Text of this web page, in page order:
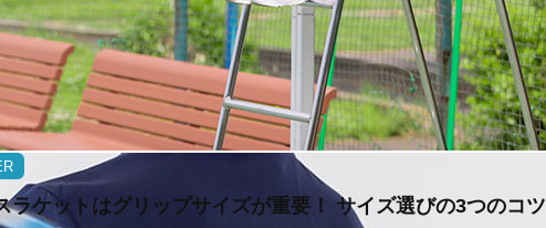
ラケットはグリップサイズが重要！ サイズ選びの3つのコツ